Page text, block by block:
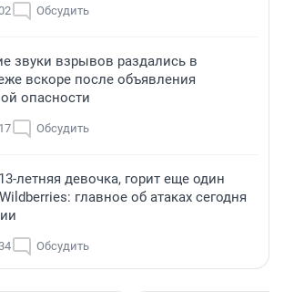
Обсудить
звуки взрывов раздались в
вскоре после объявления
опасности
Обсудить
летняя девочка, горит еще один
главное об атаках сегодня
Обсудить